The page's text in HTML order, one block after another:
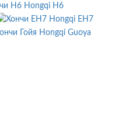
Hongqi H6
Hongqi EH7
Hongqi Guoya